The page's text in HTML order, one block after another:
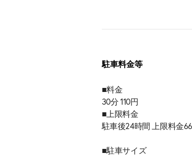
駐車料金等
■料金
30分 110円
■上限料金
駐車後24時間 上限料金
■駐車サイズ